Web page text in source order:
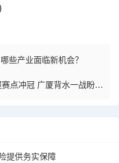
些产业面临新机会？
点冲冠 广厦背水一战盼奇
提供务实保障